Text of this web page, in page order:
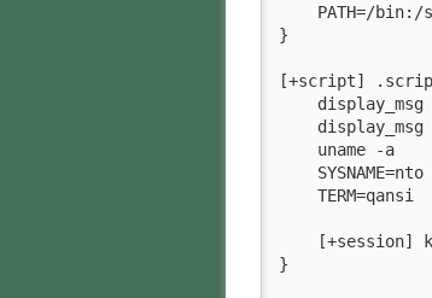
PATH=/bin:/
}
[+script]
display_msg
display_msg
    uname -a
    SYSNAME=nto
    TERM=qansi
[+session]
}